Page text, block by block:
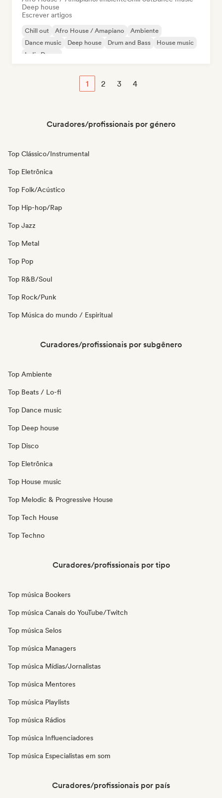
Deep house
Escrever artigos
Chill out Afro House / Amapiano
Ambiente
Dance music
Deep house Drum and Bass
House music
Indie Dance
1 2 3 4
Curadores/profissionais por género
Top Clássico/Instrumental
Top Eletrônica
Top Folk/Acústico
Top Hip-hop/Rap
Top Jazz
Top Metal
Top Pop
Top R&B/Soul
Top Rock/Punk
Top Música do mundo / Espiritual
Curadores/profissionais por subgênero
Top Ambiente
Top Beats / Lo-fi
Top Dance music
Top Deep house
Top Disco
Top Eletrônica
Top House music
Top Melodic & Progressive House
Top Tech House
Top Techno
Curadores/profissionais por tipo
Top música Bookers
Top música Canais do YouTube/Twitch
Top música Selos
Top música Managers
Top música Mídias/Jornalistas
Top música Mentores
Top música Playlists
Top música Rádios
Top música Influenciadores
Top música Especialistas em som
Curadores/profissionais por país